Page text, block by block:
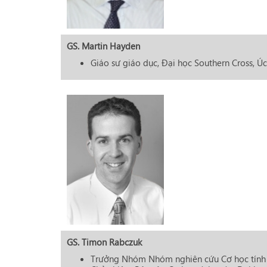
GS. Martin Hayden
Giáo sư giáo dục, Đại học Southern Cross, Úc
GS. Timon Rabczuk
Trưởng Nhóm Nhóm nghiên cứu Cơ học